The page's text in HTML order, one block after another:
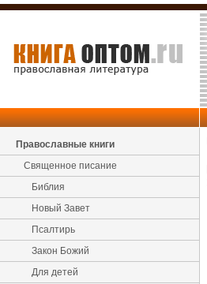
Православные книги
Священное писание
Библия
Новый Завет
Псалтирь
Закон Божий
Для детей